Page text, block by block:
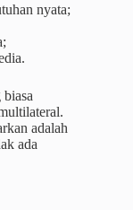
nyata;
adalah
ada